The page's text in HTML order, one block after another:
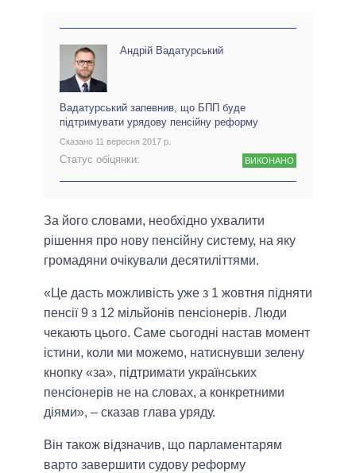
Андрій Вадатурський
Вадатурський запевнив, що БПП буде
підтримувати урядову пенсійну реформу
Сказано 11 вересня 2017 р.
Статус обіцянки: ВИКОНАНО
За його словами, необхідно ухвалити
рішення про нову пенсійну систему, на яку
громадяни очікували десятиліттями.
«Це дасть можливість уже з 1 жовтня підняти
пенсії 9 з 12 мільйонів пенсіонерів. Люди
чекають цього. Саме сьогодні настав момент
істини, коли ми можемо, натиснувши зелену
кнопку «за», підтримати українських
пенсіонерів не на словах, а конкретними
діями», – сказав глава уряду.
Він також відзначив, що парламентарям
варто завершити судову реформу